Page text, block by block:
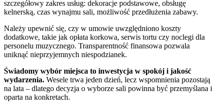
szczegółowy zakres usług: dekoracje podstawowe, obsługę
kelnerską, czas wynajmu sali, możliwość przedłużenia zabawy.
Należy upewnić się, czy w umowie uwzględniono koszty
dodatkowe, takie jak opłata korkowa, serwis tortu czy noclegi dla
personelu muzycznego. Transparentność finansowa pozwala
uniknąć nieprzyjemnych niespodzianek.
Świadomy wybór miejsca to inwestycja w spokój i jakość
wydarzenia. Wesele trwa jeden dzień, lecz wspomnienia pozostają
na lata – dlatego decyzja o wyborze sali powinna być przemyślana i
oparta na konkretach.